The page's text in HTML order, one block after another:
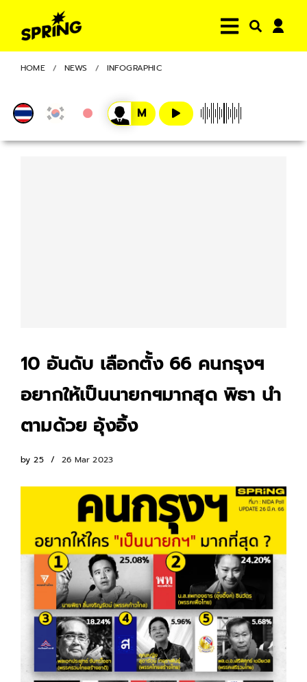
HOME NEWS INFOGRAPHIC
10 อันดับ เลือกตั้ง 66 คนกรุงฯ
อยากให้เป็นนายกฯมากสุด พิธา นำ
ตามด้วย อุ้งอิ้ง
by 25 26 Mar 2023